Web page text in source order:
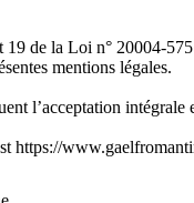
de la Loi n° 20004-
mentions légales.
l’acceptation intégrale
https://